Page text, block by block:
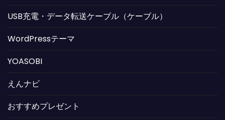
USB充電・データ転送ケーブル（ケーブル）
WordPressテーマ
YOASOBI
えんナビ
おすすめプレゼント